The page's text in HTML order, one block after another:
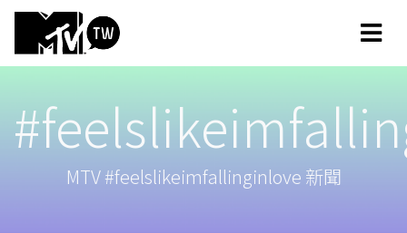
MTV #feelslikeimfallinginlove 新聞